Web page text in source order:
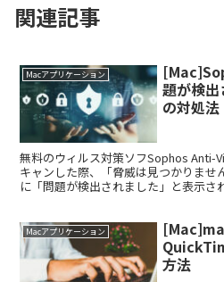
関連記事
Macアプリケーション
題が検
の対処法
無料のウィルス対策ソフSophos Anti-
キャンした際、「脅威は見つかりませ
に「問題が検出されました」と表示さ
Macアプリケーション
方法